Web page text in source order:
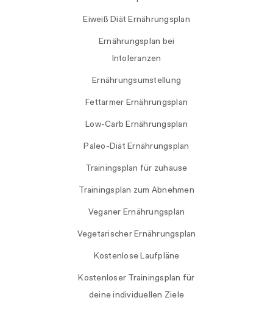
Eiweiß Diät Ernährungsplan
Ernährungsplan bei
Intoleranzen
Ernährungsumstellung
Fettarmer Ernährungsplan
Low-Carb Ernährungsplan
Paleo-Diät Ernährungsplan
Trainingsplan für zuhause
Trainingsplan zum Abnehmen
Veganer Ernährungsplan
Vegetarischer Ernährungsplan
Kostenlose Laufpläne
Kostenloser Trainingsplan für
deine individuellen Ziele